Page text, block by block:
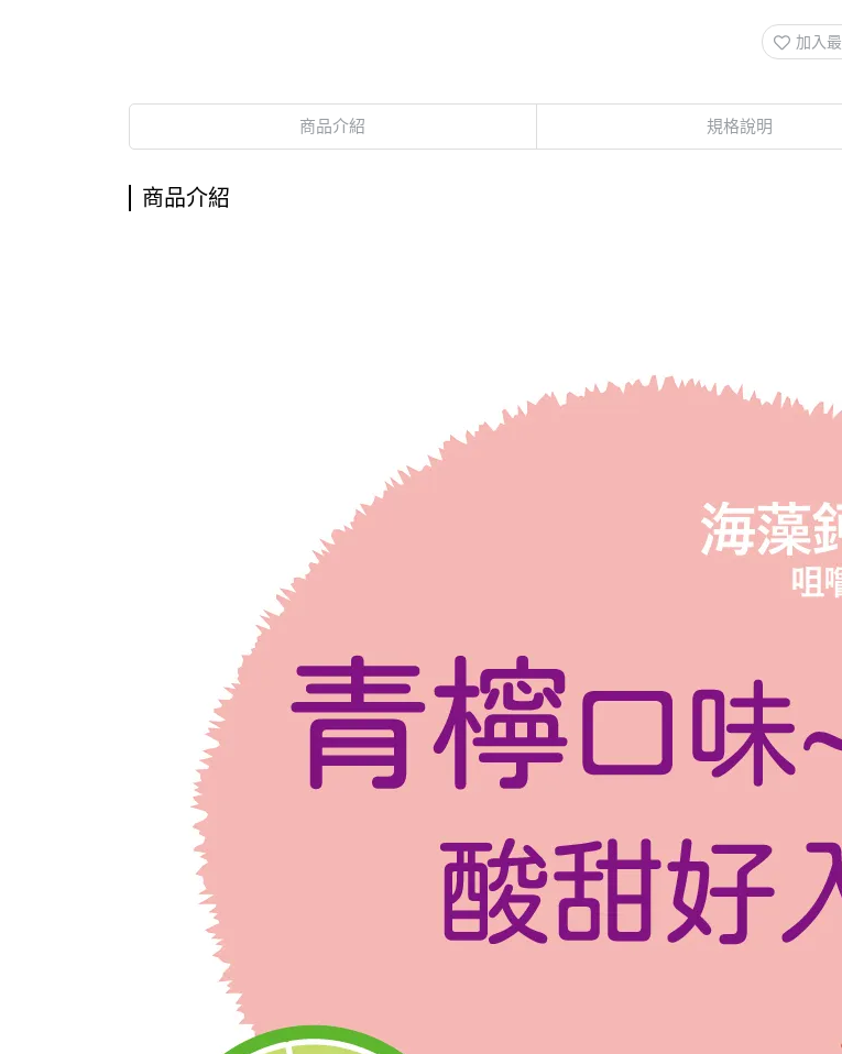
加入
商品介紹 規格說明
商品介紹